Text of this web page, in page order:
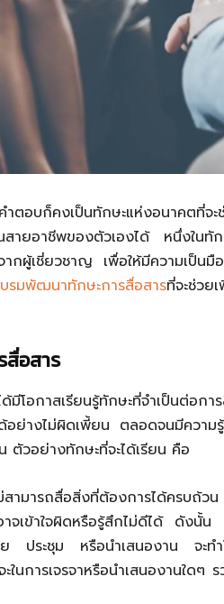
บก็คงเป็นทักษะแห่งอนาคตที่จะช่
สายอาชีพของตัวเองได้ หนึ่งในทัก
กผู้เชี่ยวชาญ เพื่อให้มีความเป็นมื
รมพัฒนาทักษะการสื่อสารที่จะช่วย
สื่อสาร
าสเรียนรู้ทักษะที่จำเป็นต่อการ
อย่างไม่ผิดเพี้ยน ตลอดจนมีควา
ตัวอย่างทักษะที่จะได้เรียน คือ
ามารถสื่อสิ่งที่ต้องการได้ครบถ้ว
จเข้าใจผิดหรือรู้สึกไม่ดีได้ ดังนั้น
ย ประชุม หรือนำเสนองาน จะทำ
ในการเจรจาหรือนำเสนองานใดๆ